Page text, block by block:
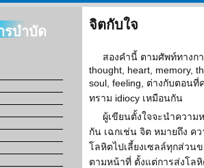
เมืองเรา ศูนย์วิจัยกสิกรไทย เรีย
รบำบัด จิตกับใจ
สองคำนี้ ตามศัพท์ทางก
thought, heart, memory,
soul, feeling, ต่างกับตอน
ทราม idiocy เหมือนกัน
ผู้เขียนตั้งใจจะนำความ
กัน เฉกเช่น จิต หมายถึง ค
โลหิตไปเลี้ยงเซลล์ทุกส่วน
ตามหน้าที่ ตั้งแต่การส่งโล